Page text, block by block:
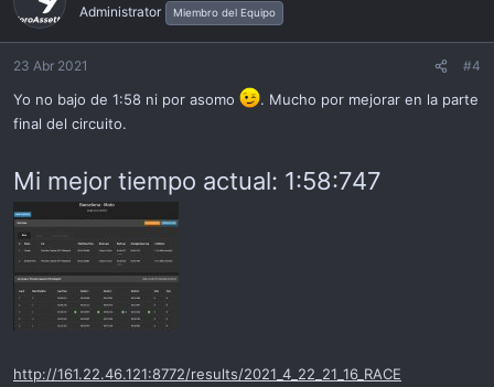
Administrator Miembro del Equipo
23 Abr 2021 #4
Yo no bajo de 1:58 ni por asomo
. Mucho por mejorar en la parte
final del circuito.
Mi mejor tiempo actual: 1:58:747
http://161.22.46.121:8772/results/2021_4_22_21_16_RACE